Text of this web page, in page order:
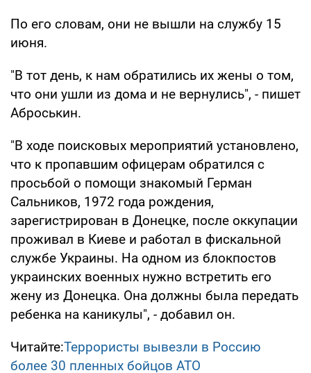
По его словам, они не вышли на службу 15
июня.
"В тот день, к нам обратились их жены о том,
что они ушли из дома и не вернулись", - пишет
Аброськин.
"В ходе поисковых мероприятий установлено,
что к пропавшим офицерам обратился с
просьбой о помощи знакомый Герман
Сальников, 1972 года рождения,
зарегистрирован в Донецке, после оккупации
проживал в Киеве и работал в фискальной
службе Украины. На одном из блокпостов
украинских военных нужно встретить его
жену из Донецка. Она должны была передать
ребенка на каникулы", - добавил он.
Читайте:Террористы вывезли в Россию
более 30 пленных бойцов АТО